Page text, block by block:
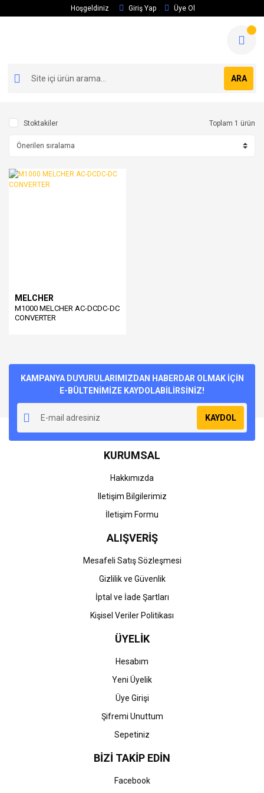
Hoşgeldiniz Giriş Yap Üye Ol
ARA
Stoktakiler Toplam 1 ürün
MELCHER
M1000 MELCHER AC-DCDC-DC
CONVERTER
KAMPANYA DUYURULARIMIZDAN HABERDAR OLMAK İÇİN
E-BÜLTENİMİZE KAYDOLABİLİRSİNİZ!
KAYDOL
KURUMSAL
Hakkımızda
Iletişim Bilgilerimiz
İletişim Formu
ALIŞVERİŞ
Mesafeli Satış Sözleşmesi
Gizlilik ve Güvenlik
İptal ve İade Şartları
Kişisel Veriler Politikası
ÜYELİK
Hesabım
Yeni Üyelik
Üye Girişi
Şifremi Unuttum
Sepetiniz
BİZİ TAKİP EDİN
Facebook